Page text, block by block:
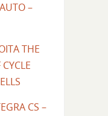
–
THE
CS –